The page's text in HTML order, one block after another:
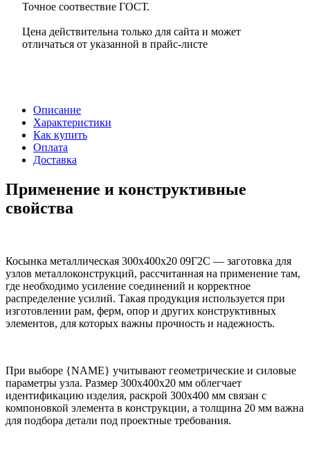
Точное соотвествие ГОСТ.
Цена действительна только для сайта и может
отличаться от указанной в прайс-листе
Описание
Характеристики
Как купить
Оплата
Доставка
Применение и конструктивные
свойства
Косынка металлическая 300х400х20 09Г2С — заготовка для
узлов металлоконструкций, рассчитанная на применение там,
где необходимо усиление соединений и корректное
распределение усилий. Такая продукция используется при
изготовлении рам, ферм, опор и других конструктивных
элементов, для которых важны прочность и надежность.
При выборе {NAME} учитывают геометрические и силовые
параметры узла. Размер 300х400х20 мм облегчает
идентификацию изделия, раскрой 300х400 мм связан с
компоновкой элемента в конструкции, а толщина 20 мм важна
для подбора детали под проектные требования.